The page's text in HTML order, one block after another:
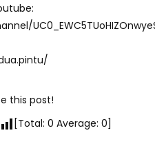
this post!
[Total: 0 Average: 0]